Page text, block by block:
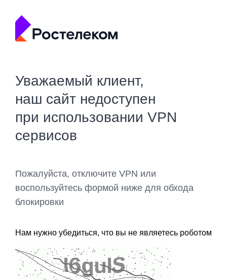
Уважаемый клиент,
наш сайт недоступен
при использовании VPN
сервисов
Пожалуйста, отключите VPN или
воспользуйтесь формой ниже для обхода
блокировки
Нам нужно убедиться, что вы не являетесь роботом